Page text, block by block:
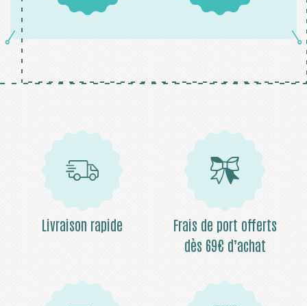
Livraison rapide
Frais de port offerts
dès 69€ d’achat